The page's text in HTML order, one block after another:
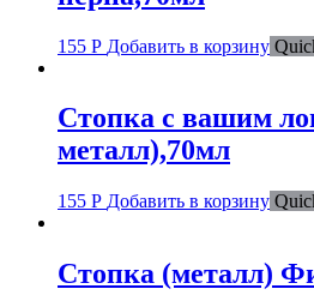
155 Р Добавить в корзину
Стопка с вашим
металл),70мл
155 Р Добавить в корзину
Стопка (металл)